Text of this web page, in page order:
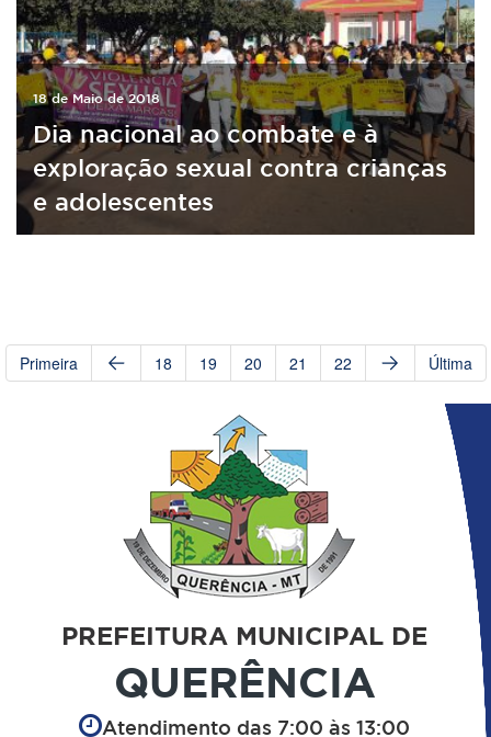
18 de Maio de 2018
Dia nacional ao combate e à
exploração sexual contra crianças
e adolescentes
Primeira 18 19 20 21 22 Última
PREFEITURA MUNICIPAL DE
QUERÊNCIA
Atendimento das 7:00 às 13:00